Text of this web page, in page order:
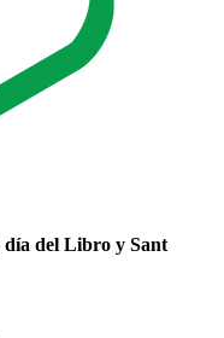
del Libro y Sant